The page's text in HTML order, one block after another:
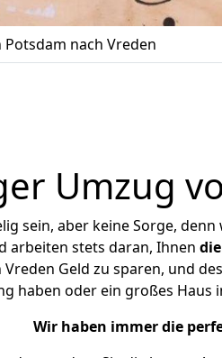
Potsdam nach Vreden
Umzug
sein, aber keine Sorge, denn
arbeiten stets daran, Ihnen
Geld zu sparen, und
haben oder ein großes
Wir haben immer die